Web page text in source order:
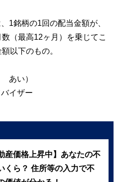
1銘柄の1回の配当金額が、
（最高12ヶ月）を乗じてこ
以下のもの。
あい）
イザー
産価格上昇中】あなたの不
くら？ 住所等の入力で不